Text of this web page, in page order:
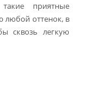
приятные
любой оттенок, в
сквозь легкую